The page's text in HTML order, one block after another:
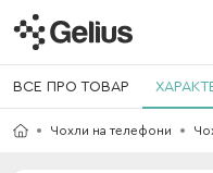
ВСЕ ПРО ТОВАР
Чохли на телефони